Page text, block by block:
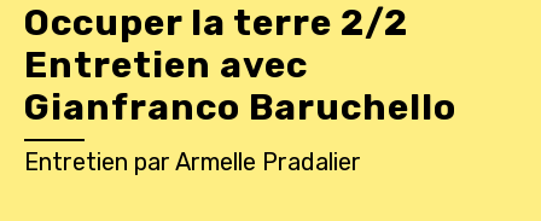
Occuper la terre 2/2
Entretien avec
Gianfranco Baruchello
Entretien par Armelle Pradalier